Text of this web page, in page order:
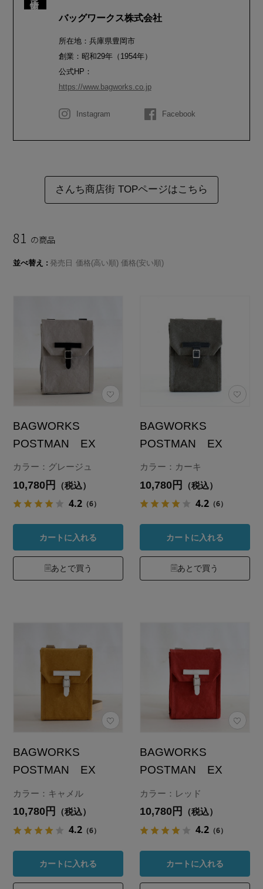
バッグワークス株式会社
所在地：兵庫県豊岡市
創業：昭和29年（1954年）
公式HP：
https://www.bagworks.co.jp
Instagram Facebook
さんち商店街 TOPページはこちら
81 の商品
並べ替え 発売日 価格(高い順) 価格(安い順)
BAGWORKS
POSTMAN EX
カラー：グレージュ
10,780円 （税込）
4.2 （6）
カートに入れる
あとで買う
BAGWORKS
POSTMAN EX
カラー：カーキ
10,780円 （税込）
4.2 （6）
カートに入れる
あとで買う
BAGWORKS
POSTMAN EX
カラー：キャメル
10,780円 （税込）
4.2 （6）
カートに入れる
BAGWORKS
POSTMAN EX
カラー：レッド
10,780円 （税込）
4.2 （6）
カートに入れる